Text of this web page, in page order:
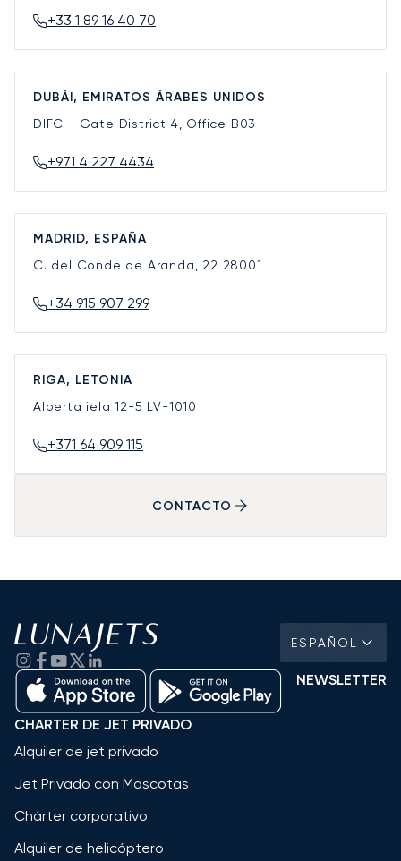
+33 1 89 16 40 70
DUBÁI, EMIRATOS ÁRABES UNIDOS
DIFC - Gate District 4, Office B03
+971 4 227 4434
MADRID, ESPAÑA
C. del Conde de Aranda, 22 28001
+34 915 907 299
RIGA, LETONIA
Alberta iela 12-5 LV-1010
+371 64 909 115
CONTACTO
ESPAÑOL
NEWSLETTER
CHARTER DE JET PRIVADO
Alquiler de jet privado
Jet Privado con Mascotas
Chárter corporativo
Alquiler de helicóptero